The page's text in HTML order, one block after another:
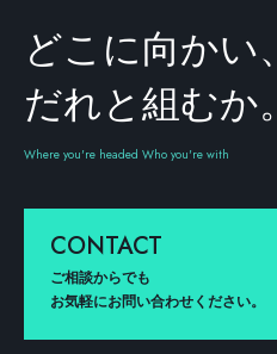
どこに向かい、
だれと組むか。
Where you're headed Who you're with
CONTACT
ご相談からでも
お気軽にお問い合わせください。